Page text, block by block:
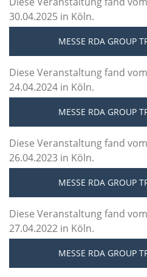
30.04.2025 in Köln.
MESSE RDA GROUP
Diese Veranstaltung fand
24.04.2024 in Köln.
MESSE RDA GROUP
Diese Veranstaltung fand
26.04.2023 in Köln.
MESSE RDA GROUP
Diese Veranstaltung fand
27.04.2022 in Köln.
MESSE RDA GROUP